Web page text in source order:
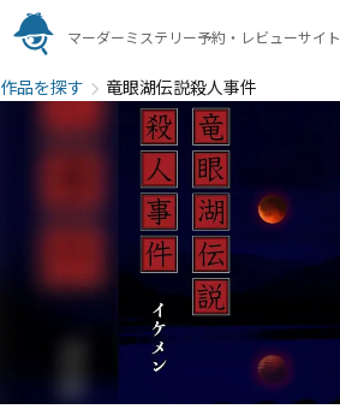
マーダーミステリー予約・レビューサイト
作品を探す 竜眼湖伝説殺人事件